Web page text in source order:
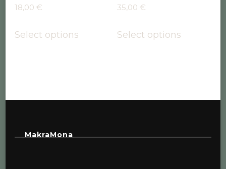
18,00 €
Select options
35,00 €
Select options
MakraMona